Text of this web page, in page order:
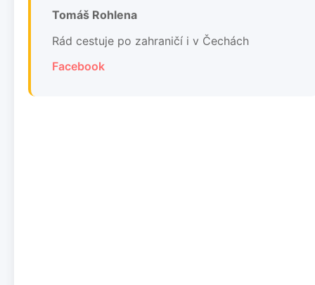
Tomáš Rohlena
Rád cestuje po zahraničí i v Čechách
Facebook